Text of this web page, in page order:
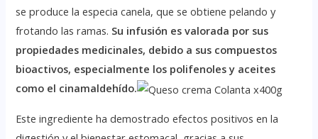
se produce la especia canela, que se obtiene pelando y
frotando las ramas. Su infusión es valorada por sus
propiedades medicinales, debido a sus compuestos
bioactivos, especialmente los polifenoles y aceites
como el cinamaldehído.
Este ingrediente ha demostrado efectos positivos en la